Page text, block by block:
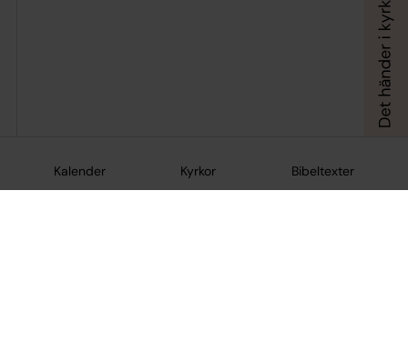
Kalender Kyrkor Bibeltexter